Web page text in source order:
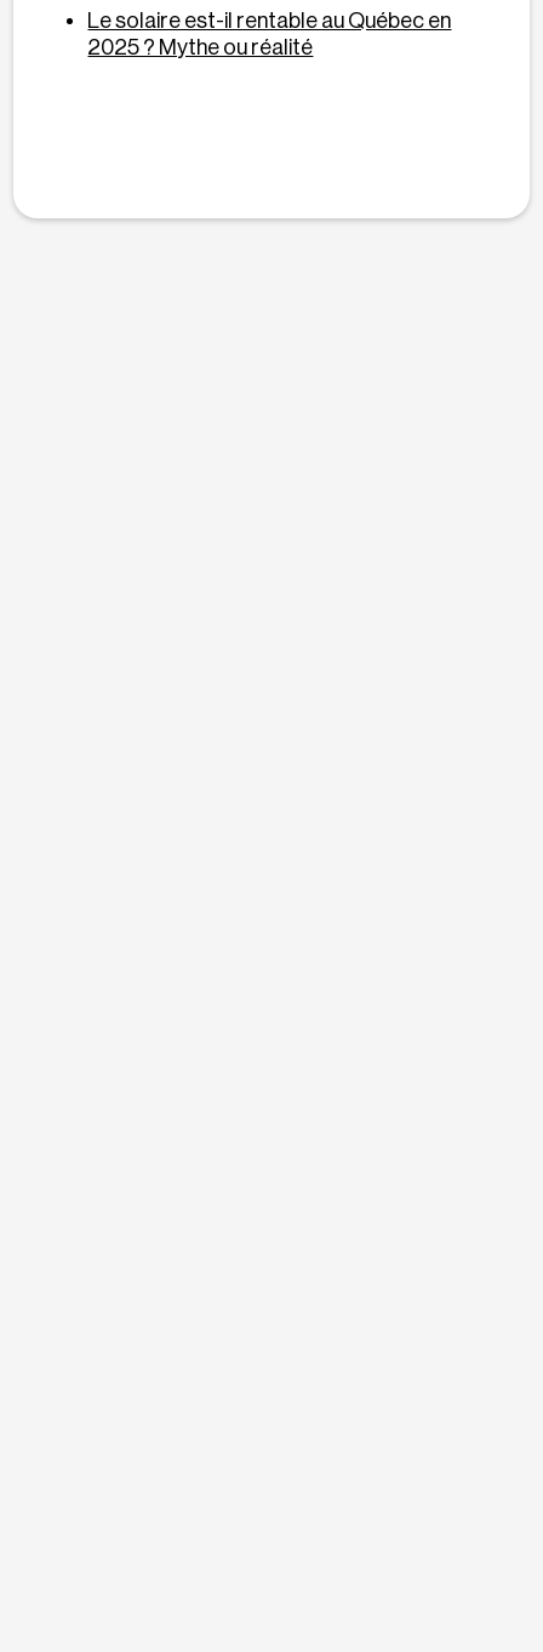
Le solaire est-il rentable au Québec en
2025 ? Mythe ou réalité